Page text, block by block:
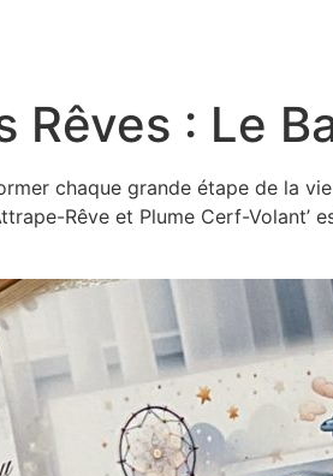
Rêves : Le
chaque grande étape de la
Rêve et Plume Cerf-Volant’